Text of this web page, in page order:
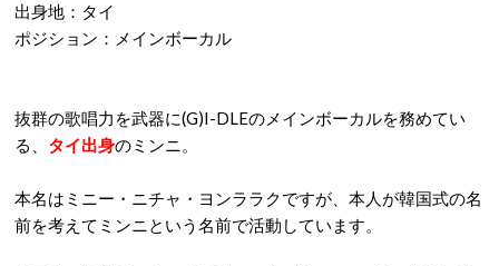
出身地：タイ
ポジション：メインボーカル
抜群の歌唱力を武器に(G)I-DLEのメインボーカルを務めてい
る、 タイ出身のミンニ。
本名はミニー・ニチャ・ヨンララクですが、本人が韓国式の名
前を考えてミンニという名前で活動しています。